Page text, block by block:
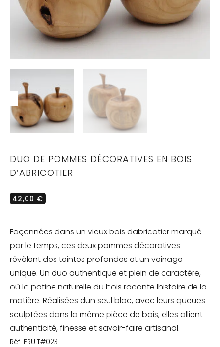
DUO DE POMMES DÉCORATIVES EN BOIS
D’ABRICOTIER
42,00 €
Façonnées dans un vieux bois dabricotier marqué
par le temps, ces deux pommes décoratives
révèlent des teintes profondes et un veinage
unique. Un duo authentique et plein de caractère,
où la patine naturelle du bois raconte lhistoire de la
matière. Réalisées dun seul bloc, avec leurs queues
sculptées dans la même pièce de bois, elles allient
authenticité, finesse et savoir-faire artisanal.
Réf. FRUIT#023